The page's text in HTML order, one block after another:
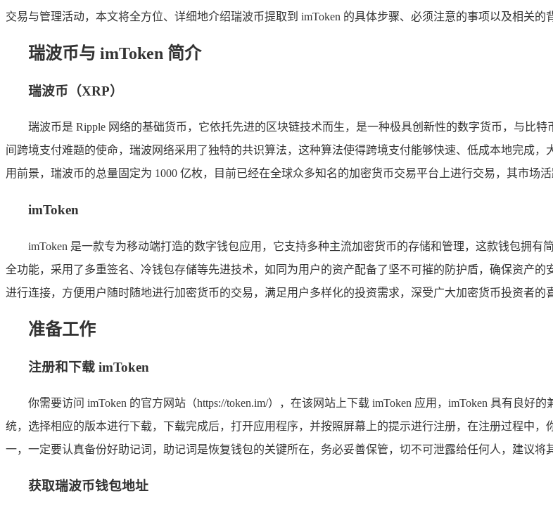
交易与管理活动，本文将全方位、详细地介绍瑞波币提取到 imToken 的具体步骤、必须注意的事项以及相关的
瑞波币与 imToken 简介
瑞波币（XRP）
瑞波币是 Ripple 网络的基础货币，它依托先进的区块链技术而生，是一种极具创新性的数字货币，与比
间跨境支付难题的使命，瑞波网络采用了独特的共识算法，这种算法使得跨境支付能够快速、低成本地完成
用前景，瑞波币的总量固定为 1000 亿枚，目前已经在全球众多知名的加密货币交易平台上进行交易，其市场活
imToken
imToken 是一款专为移动端打造的数字钱包应用，它支持多种主流加密货币的存储和管理，这款钱包拥
全功能，采用了多重签名、冷钱包存储等先进技术，如同为用户的资产配备了坚不可摧的防护盾，确保资产
进行连接，方便用户随时随地进行加密货币的交易，满足用户多样化的投资需求，深受广大加密货币投资者的
准备工作
注册和下载 imToken
你需要访问 imToken 的官方网站（https://token.im/），在该网站上下载 imToken 应用，imToken 具有良
统，选择相应的版本进行下载，下载完成后，打开应用程序，并按照屏幕上的提示进行注册，在注册过程中
一，一定要认真备份好助记词，助记词是恢复钱包的关键所在，务必妥善保管，切不可泄露给任何人，建议将
获取瑞波币钱包地址